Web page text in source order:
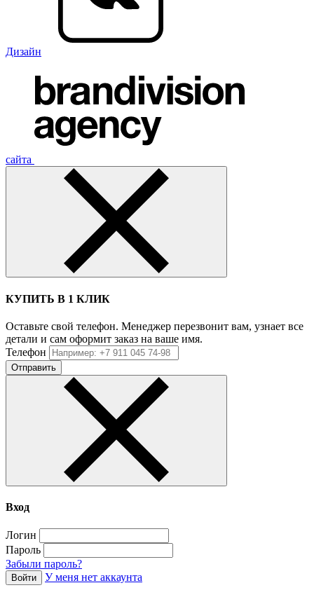
Дизайн
сайта
КУПИТЬ В 1 КЛИК
Оставьте свой телефон. Менеджер перезвонит вам, узнает все
детали и сам оформит заказ на ваше имя.
Телефон
Отправить
Вход
Логин
Пароль
Забыли пароль?
Войти У меня нет аккаунта